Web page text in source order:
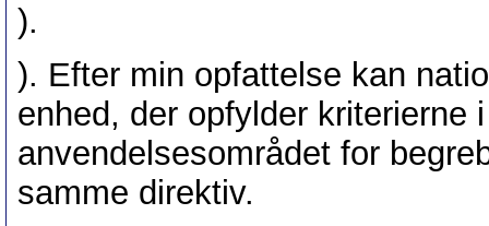
).
). Efter min opfattelse kan
enhed, der opfylder
anvendelsesområdet for
samme direktiv.